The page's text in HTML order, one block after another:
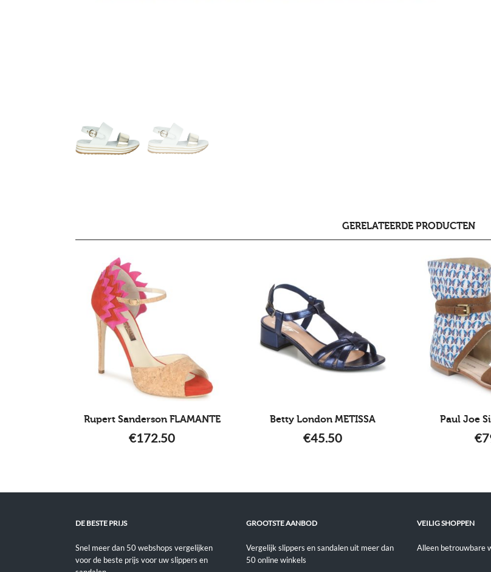
GERELATEERDE PRODUCTEN
Rupert Sanderson FLAMANTE
€172.50
Betty London METISSA
€45.50
Paul Joe
€
DE BESTE PRIJS
Snel meer dan 50 webshops vergelijken
voor de beste prijs voor uw slippers en
GROOTSTE AANBOD
Vergelijk slippers en sandalen uit meer dan
50 online winkels
VEILIG SHOPPEN
Alleen betrouwbare